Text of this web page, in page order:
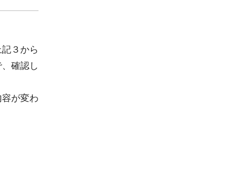
３から
確認し
が変わ